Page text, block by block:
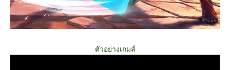
ตัวอย่างเกมส์